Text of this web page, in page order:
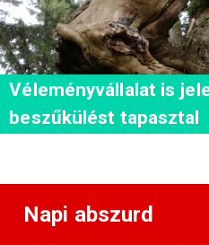
Véleményvállalat is
beszűkülést tapasztal
Napi abszurd